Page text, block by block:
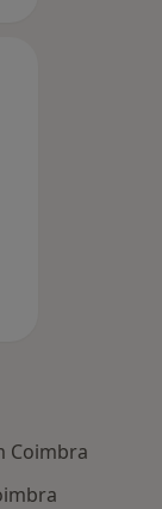
Coimbra